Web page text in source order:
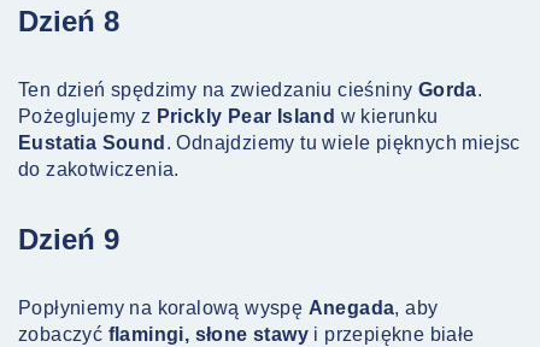
Dzień 8
Ten dzień spędzimy na zwiedzaniu cieśniny Gorda.
Pożeglujemy z Prickly Pear Island w kierunku
Eustatia Sound . Odnajdziemy tu wiele pięknych miejsc
do zakotwiczenia.
Dzień 9
Popłyniemy na koralową wyspę Anegada, aby
zobaczyć flamingi, słone stawy i przepiękne białe